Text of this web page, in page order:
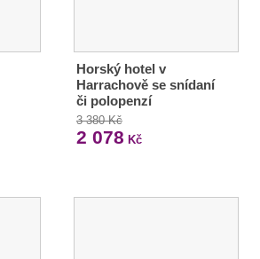
Horský hotel v
Harrachově se snídaní
či polopenzí
3 380 Kč
2 078 Kč